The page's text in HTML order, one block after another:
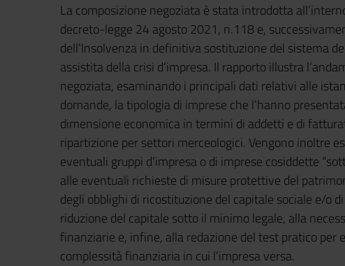
La composizione negoziata è stata introdotta
decreto-legge 24 agosto 2021, n.118 e,
dell’Insolvenza in definitiva sostituzione del sistema
assistita della crisi d’impresa. Il rapporto illustra
negoziata, esaminando i principali dati relativi alle
domande, la tipologia di imprese che l’hanno
dimensione economica in termini di addetti e di
ripartizione per settori merceologici. Vengono inoltre
eventuali gruppi d’impresa o di imprese cosiddette
alle eventuali richieste di misure protettive del
degli obblighi di ricostituzione del capitale sociale e/o
riduzione del capitale sotto il minimo legale, alla
finanziarie e, infine, alla redazione del test pratico per
complessità finanziaria in cui l’impresa versa.